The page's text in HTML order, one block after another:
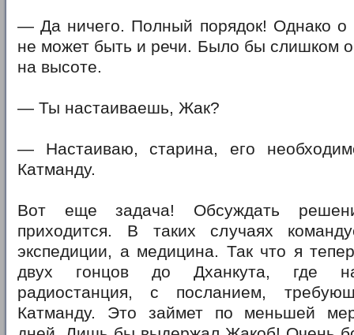
— Да ничего. Полный порядок! Однако о
не может быть и речи. Было бы слишком
на высоте.
— Ты настаиваешь, Жак?
— Настаиваю, старина, его
Катманду.
Вот еще задача! Обсуждать
приходится. В таких случаях
экспедиции, а медицина. Так что я
двух гонцов до Дханкута, где
радиостанция, с посланием,
Катманду. Это займет по меньшей